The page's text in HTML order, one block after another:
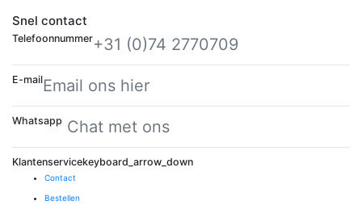
Snel contact
Telefoonnummer+31 (0)74 2770709
E-mailEmail ons hier
Whatsapp Chat met ons
Klantenservicekeyboard_arrow_down
Contact
Bestellen